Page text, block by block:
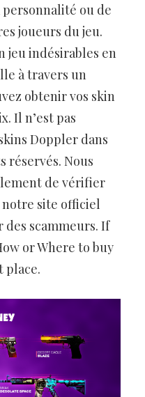
ou de
joueurs du jeu.
jeu indésirables en
à travers un
obtenir vos skin
Il n’est pas
Doppler dans
réservés. Nous
de vérifier
site officiel
des scammeurs. If
or Where to buy
place.